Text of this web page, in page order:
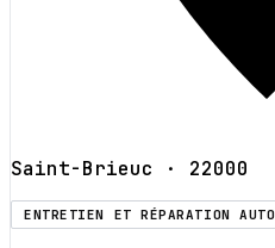
Saint-Brieuc · 22000
ENTRETIEN ET RÉPARATION AUTO